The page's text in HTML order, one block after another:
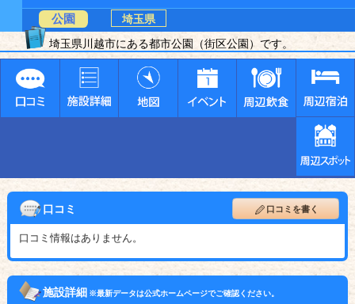
公園
埼玉県
埼玉県川越市にある都市公園（街区公園）です。
口コミ 口コミを書く
口コミ情報はありません。
施設詳細※最新データは公式ホームページでご確認ください。